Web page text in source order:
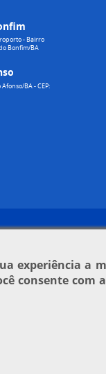
- Bairro
Bonfim/BA
BA - CEP:
experiência a
consente com